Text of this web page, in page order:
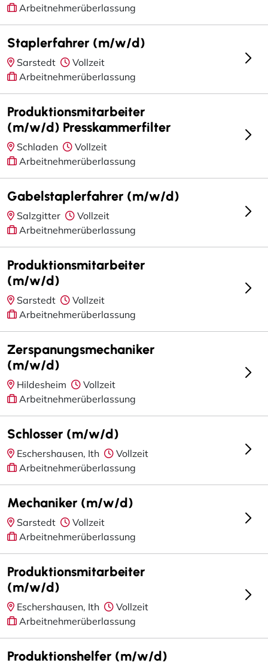
Arbeitnehmerüberlassung
Staplerfahrer (m/w/d)
Sarstedt
Vollzeit
Arbeitnehmerüberlassung
Produktionsmitarbeiter
(m/w/d) Presskammerfilter
Schladen
Vollzeit
Arbeitnehmerüberlassung
Gabelstaplerfahrer (m/w/d)
Salzgitter
Vollzeit
Arbeitnehmerüberlassung
Produktionsmitarbeiter
(m/w/d)
Sarstedt
Vollzeit
Arbeitnehmerüberlassung
Zerspanungsmechaniker
(m/w/d)
Hildesheim
Vollzeit
Arbeitnehmerüberlassung
Schlosser (m/w/d)
Eschershausen, Ith
Vollzeit
Arbeitnehmerüberlassung
Mechaniker (m/w/d)
Sarstedt
Vollzeit
Arbeitnehmerüberlassung
Produktionsmitarbeiter
(m/w/d)
Eschershausen, Ith
Vollzeit
Arbeitnehmerüberlassung
Produktionshelfer (m/w/d)